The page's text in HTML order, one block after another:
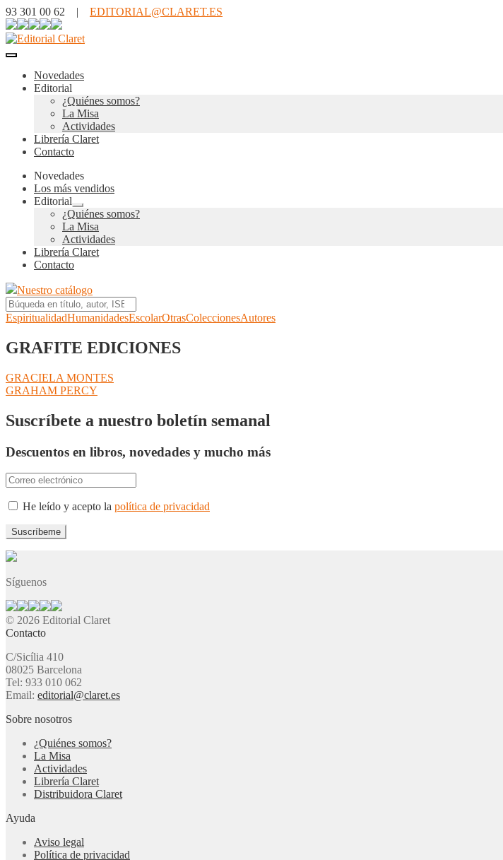
93 301 00 62 | EDITORIAL@CLARET.ES
Novedades
Editorial
¿Quiénes somos?
La Misa
Actividades
Librería Claret
Contacto
Novedades
Los más vendidos
Editorial
Expandir
el
menú
hijo
¿Quiénes somos?
La Misa
Actividades
Librería Claret
Contacto
Nuestro catálogo
EspiritualidadHumanidadesEscolarOtrasColeccionesAutores
GRAFITE EDICIONES
Navegación
de
entradas
Anterior:
GRACIELA MONTES
Siguiente:
GRAHAM PERCY
Suscríbete a nuestro boletín semanal
Descuentos en libros, novedades y mucho más
He leído y acepto la política de privacidad
Síguenos
© 2026 Editorial Claret
Contacto
C/Sicília 410
08025 Barcelona
Tel: 933 010 062
Email: editorial@claret.es
Sobre nosotros
¿Quiénes somos?
La Misa
Actividades
Librería Claret
Distribuidora Claret
Ayuda
Aviso legal
Política de privacidad